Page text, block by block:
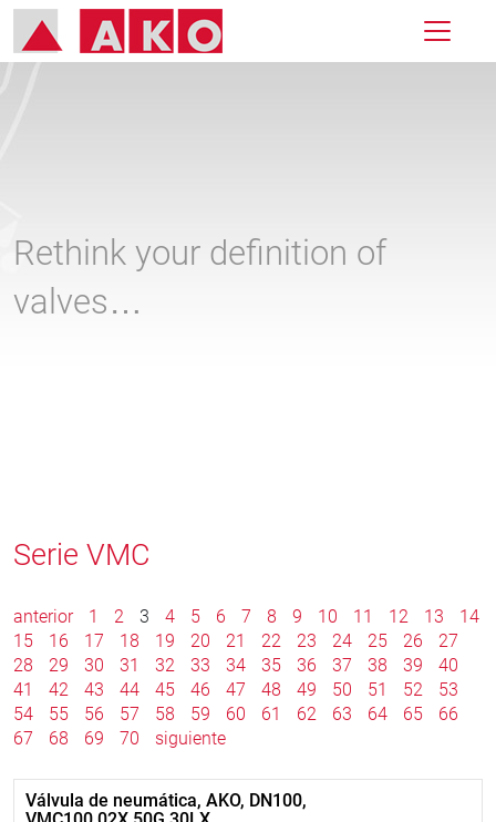
Rethink your definition of
valves…
Serie VMC
anterior 1 2 3 4 5 6 7 8 9 10 11 12 13
14
15
16 17 18 19 20 21 22 23 24 25 26
27
28
29 30 31 32 33 34 35 36 37 38 39
40
41
42 43 44 45 46 47 48 49 50 51 52
53
54
55 56 57 58 59 60 61 62 63 64 65
66
67
68 69 70 siguiente
Válvula de neumática, AKO, DN100,